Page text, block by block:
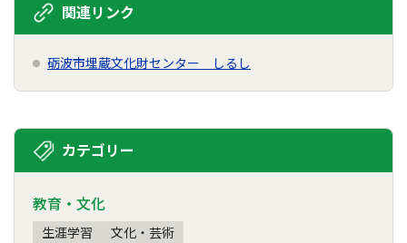
関連リンク
砺波市埋蔵文化財センター しるし
カテゴリー
教育・文化
生涯学習 文化・芸術